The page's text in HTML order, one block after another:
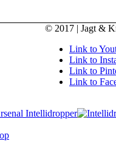
© 2017 | Jagt &
Link to
Link to
Link to
Link to
Intellidropper